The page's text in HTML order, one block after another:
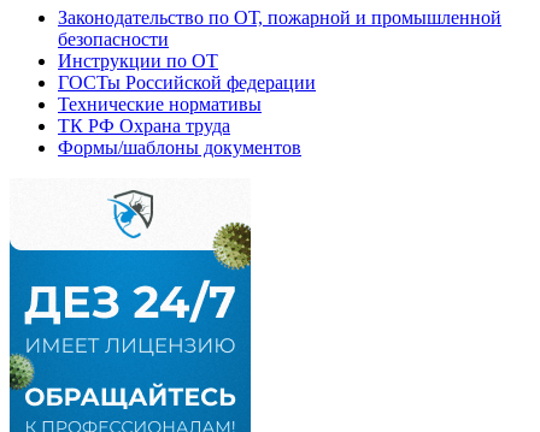
Законодательство по ОТ, пожарной и промышленной
безопасности
Инструкции по ОТ
ГОСТы Российской федерации
Технические нормативы
ТК РФ Охрана труда
Формы/шаблоны документов